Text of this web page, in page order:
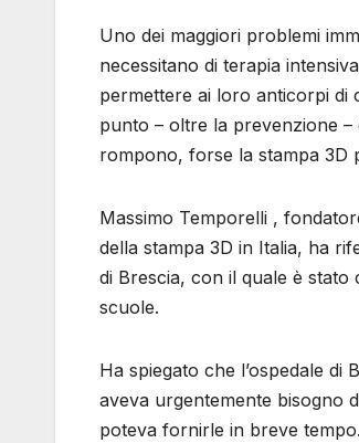
Uno dei maggiori problemi
necessitano di terapia
permettere ai loro anticorpi di
punto – oltre la prevenzione –
rompono, forse la stampa 3D
Massimo Temporelli ,
della stampa 3D in Italia, ha
di Brescia, con il quale è
scuole.
Ha spiegato che l’ospedale
aveva urgentemente bisogno
poteva fornirle in breve